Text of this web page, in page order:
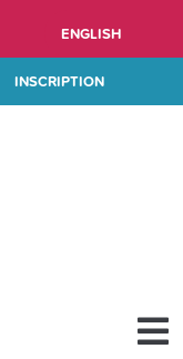
ENGLISH
INSCRIPTION